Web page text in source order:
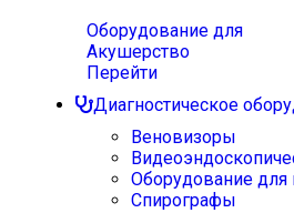
Оборудование для
Акушерство
Перейти
Диагностическое
Веновизоры
Оборудование для
Спирографы